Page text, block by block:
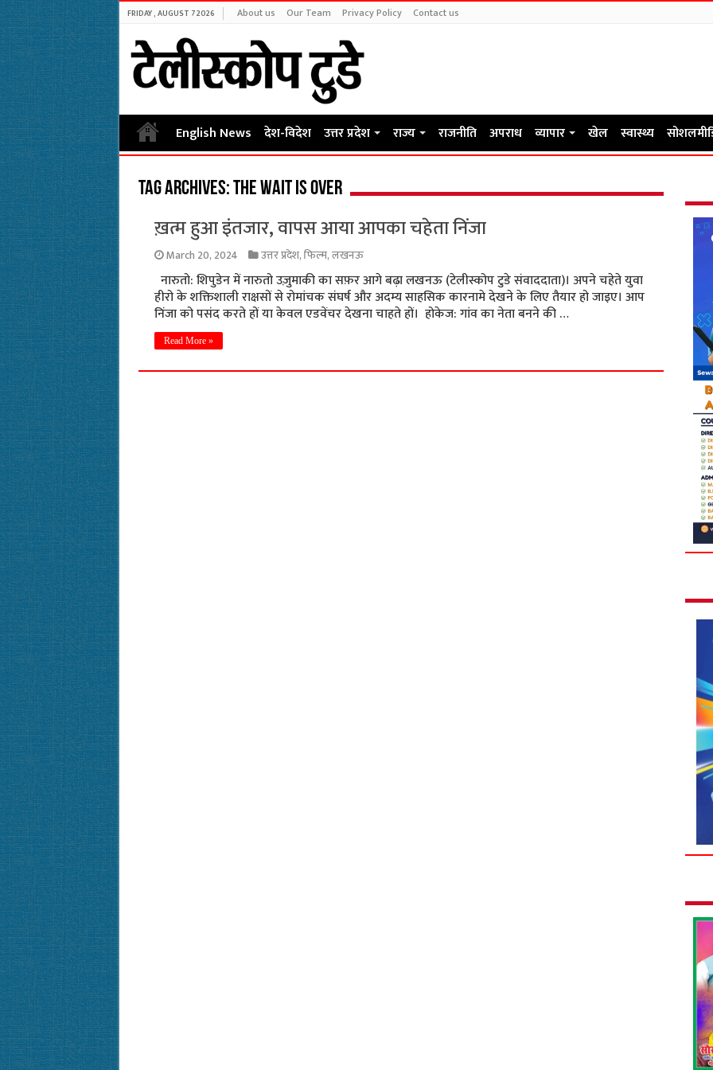
FRIDAY , AUGUST 7 2026 About us Our Team Privacy Policy Contact us
English News देश-विदेश उत्तर प्रदेश राज्य राजनीति अपराध व्यापार खेल स्वास्थ्य
Tag Archives:The wait is over
ख़त्म हुआ इंतजार, वापस आया आपका चहेता निंजा
March 20, 2024 उत्तर प्रदेश,फिल्म,लखनऊ
नारुतो: शिपुडेन में नारुतो उज़ुमाकी का सफ़र आगे बढ़ा लखनऊ (टेलीस्कोप टुडे संवाददाता)। अपने चहेते युवा
हीरो के शक्तिशाली राक्षसों से रोमांचक संघर्ष और अदम्य साहसिक कारनामे देखने के लिए तैयार हो जाइए। आप
निंजा को पसंद करते हों या केवल एडवेंचर देखना चाहते हों। होकेज: गांव का नेता बनने की …
Read More »